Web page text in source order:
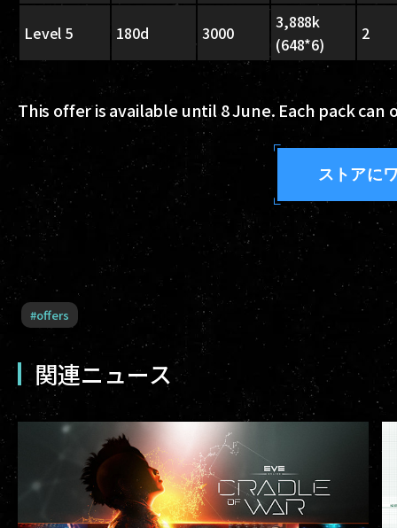
Level 5 180d 3000
3,888k
(648*6)
2
This offer is available until 8 June. Each pack
ストアに
#offers
関連ニュース